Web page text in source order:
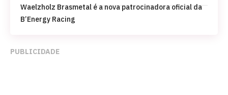
Waelzholz Brasmetal é a nova patrocinadora oficial da
B’Energy Racing
PUBLICIDADE